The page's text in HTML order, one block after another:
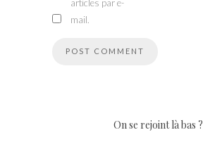
articles par e-
mail.
On se rejoint là bas ?